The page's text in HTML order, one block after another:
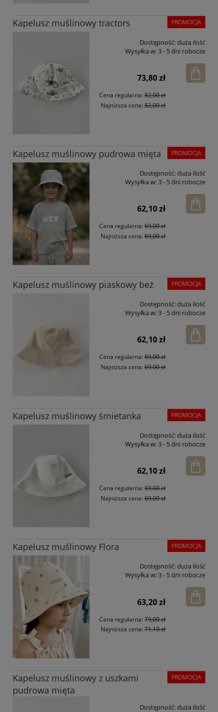
Kapelusz muślinowy tractors
Dostępność:duża ilość
Wysyłka w:3 - 5 dni robocze
73,80 zł
Cena regularna:82,00 zł
Najniższa cena:82,00 zł
PROMOCJA
Kapelusz muślinowy pudrowa mięta
Dostępność:duża ilość
Wysyłka w:3 - 5 dni robocze
62,10 zł
Cena regularna:69,00 zł
Najniższa cena:69,00 zł
PROMOCJA
Kapelusz muślinowy piaskowy beż
Dostępność:duża ilość
Wysyłka w:3 - 5 dni robocze
62,10 zł
Cena regularna:69,00 zł
Najniższa cena:69,00 zł
PROMOCJA
Kapelusz muślinowy śmietanka
Dostępność:duża ilość
Wysyłka w:3 - 5 dni robocze
62,10 zł
Cena regularna:69,00 zł
Najniższa cena:69,00 zł
PROMOCJA
Kapelusz muślinowy Flora
Dostępność:duża ilość
Wysyłka w:3 - 5 dni robocze
63,20 zł
Cena regularna:79,00 zł
Najniższa cena:71,10 zł
PROMOCJA
Kapelusz muślinowy z uszkami
pudrowa mięta
Dostępność:duża ilość
PROMOCJA